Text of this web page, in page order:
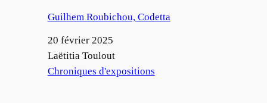
Guilhem Roubichou, Codetta
Date
20 février 2025
Auteur
Laëtitia Toulout
Par rapport à
Chroniques d'expositions